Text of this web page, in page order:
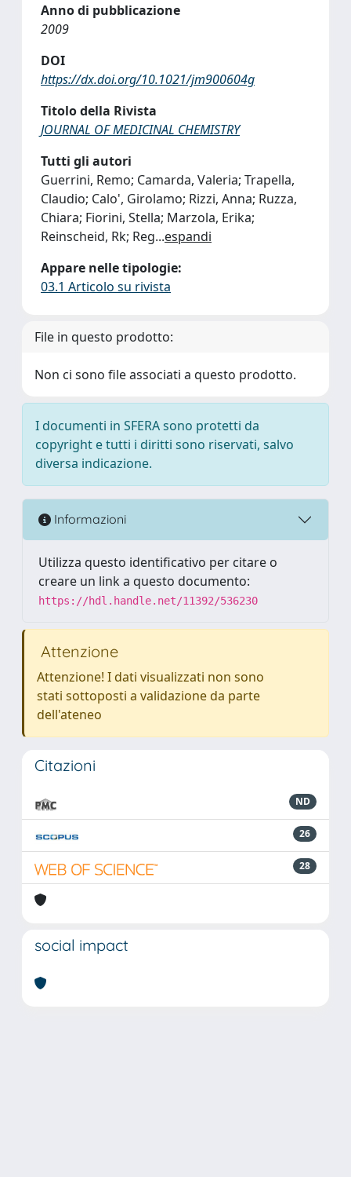
Anno di pubblicazione
2009
DOI
https://dx.doi.org/10.1021/jm900604g
Titolo della Rivista
JOURNAL OF MEDICINAL CHEMISTRY
Tutti gli autori
Guerrini, Remo; Camarda, Valeria; Trapella,
Claudio; Calo', Girolamo; Rizzi, Anna; Ruzza,
Chiara; Fiorini, Stella; Marzola, Erika;
Reinscheid, Rk; Reg...espandi
Appare nelle tipologie:
03.1 Articolo su rivista
File in questo prodotto:
Non ci sono file associati a questo prodotto.
I documenti in SFERA sono protetti da
copyright e tutti i diritti sono riservati, salvo
diversa indicazione.
Informazioni
Utilizza questo identificativo per citare o
creare un link a questo documento:
https://hdl.handle.net/11392/536230
Attenzione
Attenzione! I dati visualizzati non sono
stati sottoposti a validazione da parte
dell'ateneo
Citazioni
ND
26
28
social impact